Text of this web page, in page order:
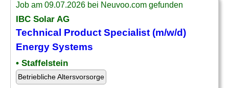
Job am 09.07.2026 bei Neuvoo.com gefunden
IBC Solar AG
Technical Product Specialist (m/w/d)
Energy Systems
• Staffelstein
Betriebliche Altersvorsorge